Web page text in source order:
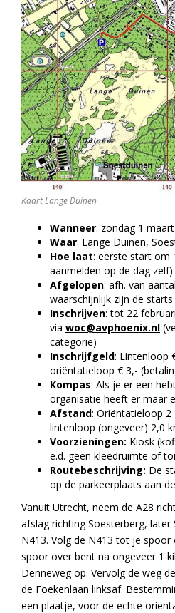
Kaart Lange Duinen
Wanneer: zondag 1
Waar: Lange Duinen,
Hoe laat: eerste start om
aanmelden op de dag zelf)
Afgelopen: afh. van
waarschijnlijk zijn de
Inschrijven: tot 22
via woc@avphoenix.nl
categorie)
Inschrijfgeld: Lintenloop
oriëntatieloop € 3,-
Kompas: Als je er een
organisatie heeft er maar
Afstand: Oriëntatieloop
lintenloop (ongeveer) 2,0
Voorzieningen: Kiosk
e.d. geen kleedruimte of
Routebeschrijving: De
op de parkeerplaats aan
Vanuit Utrecht, neem de A28
afslag richting Soesterberg, later
N413. Volg de N413 tot je
spoor over bent na ongeveer 1
Denneweg op. Vervolg de weg
de Foekenlaan linksaf.
een plaatje, voor de echte